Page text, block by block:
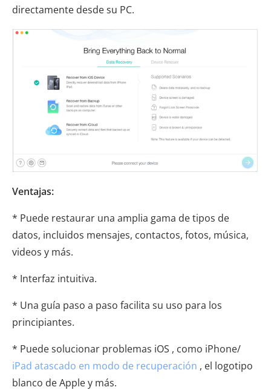
directamente desde su PC.
Ventajas:
* Puede restaurar una amplia gama de tipos de
datos, incluidos mensajes, contactos, fotos, música,
videos y más.
* Interfaz intuitiva.
* Una guía paso a paso facilita su uso para los
principiantes.
* Puede solucionar problemas iOS , como iPhone/
iPad atascado en modo de recuperación , el logotipo
blanco de Apple y más.